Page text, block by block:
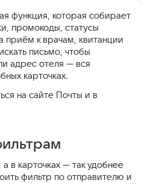
функция, которая собирает
промокоды, статусы
приём к врачам, квитанции
письмо, чтобы
адрес отеля — вся
карточках.
на сайте Почты и в
в карточках — так удобнее
фильтр по отправителю и